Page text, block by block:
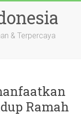
& Terpercaya
Ramah